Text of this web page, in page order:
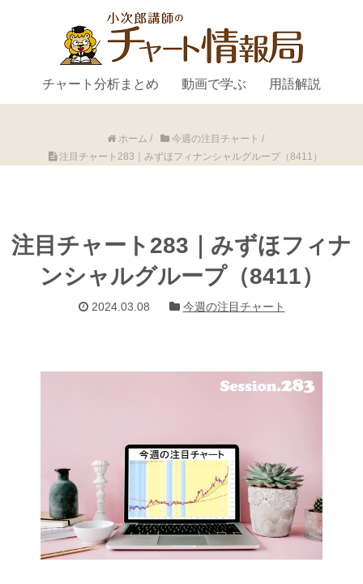
チャート分析まとめ 動画で学ぶ 用語解説
ホーム / 今週の注目チャート /
注目チャート283｜みずほフィナンシャルグループ（8411）
注目チャート283｜みずほフィナ
ンシャルグループ（8411）
2024.03.08 今週の注目チャート